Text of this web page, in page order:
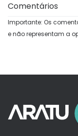
Comentários
Importante: Os
e não representam a